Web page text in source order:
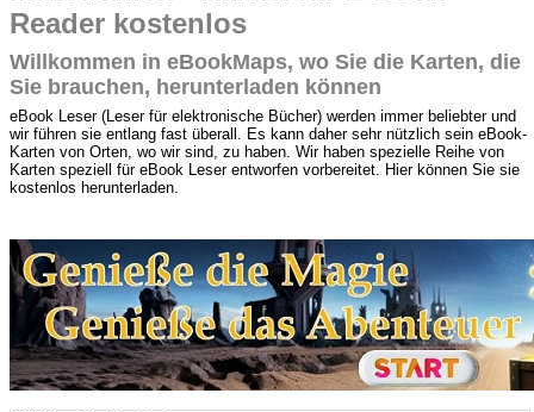
Reader kostenlos
Willkommen in eBookMaps, wo Sie die Karten, die
Sie brauchen, herunterladen können
eBook Leser (Leser für elektronische Bücher) werden immer beliebter und
wir führen sie entlang fast überall. Es kann daher sehr nützlich sein eBook-
Karten von Orten, wo wir sind, zu haben. Wir haben spezielle Reihe von
Karten speziell für eBook Leser entworfen vorbereitet. Hier können Sie sie
kostenlos herunterladen.